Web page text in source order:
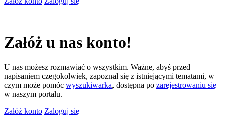
Załóż u nas konto!
U nas możesz rozmawiać o wszystkim. Ważne, abyś przed
napisaniem czegokolwiek, zapoznał się z istniejącymi tematami, w
czym może pomóc wyszukiwarka, dostępna po zarejestrowaniu się
w naszym portalu.
Załóż konto Zaloguj się